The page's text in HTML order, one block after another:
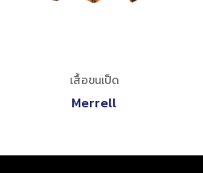
เสื้อขนเป็ด
Merrell